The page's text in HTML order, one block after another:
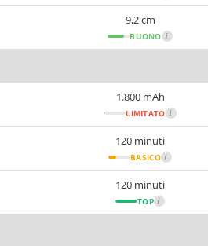
9,2 cm
BUONO i
1.800 mAh
LIMITATO i
120 minuti
BASICO i
120 minuti
TOP i